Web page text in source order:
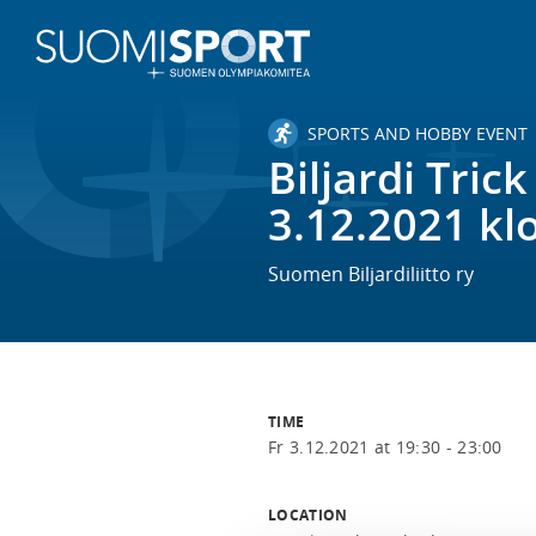
SPORTS AND HOBBY EVENT
Biljardi
3.12.2021
Suomen Biljardiliitto ry
TIME
Fr 3.12.2021 at 19:30 - 23:00
LOCATION